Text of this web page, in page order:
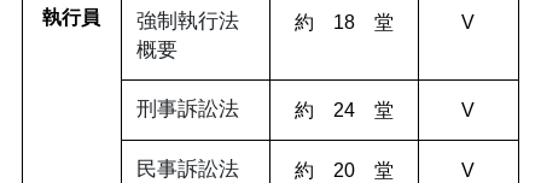
執行員
強制執行法
概要
約 18 堂 V
刑事訴訟法 約 24 堂 V
民事訴訟法 約 20 堂 V